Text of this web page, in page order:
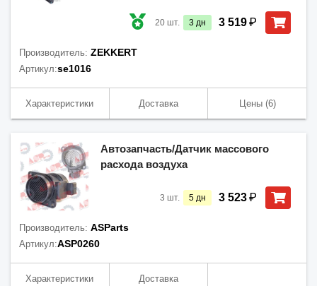
20 шт. 3 дн 3 519₽
Производитель: ZEKKERT
Артикул:se1016
Характеристики Доставка Цены(6)
Автозапчасть/Датчик массового
расхода воздуха
3 шт. 5 дн 3 523₽
Производитель: ASParts
Артикул:ASP0260
Характеристики Доставка